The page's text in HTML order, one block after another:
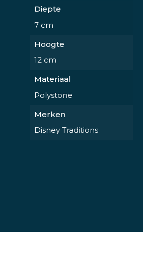
Diepte
7 cm
Hoogte
12 cm
Materiaal
Polystone
Merken
Disney Traditions